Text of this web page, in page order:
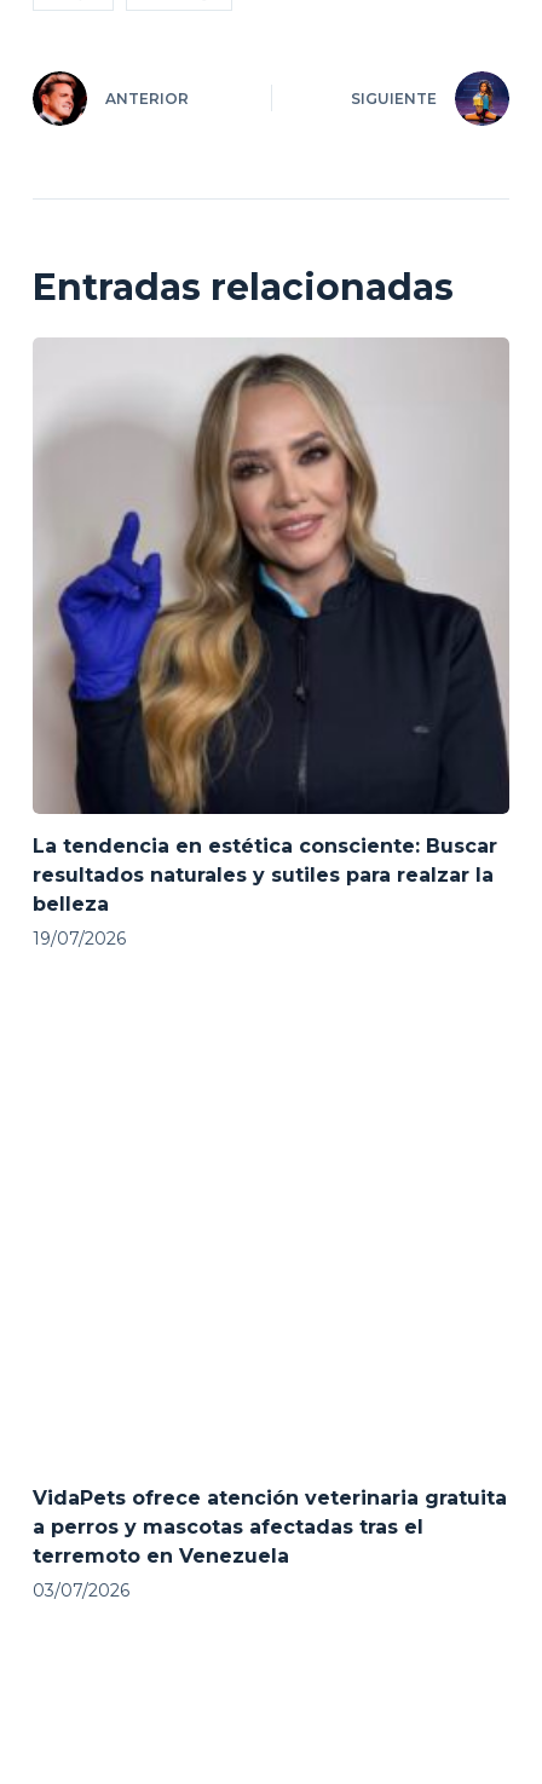
ANTERIOR SIGUIENTE
Entradas relacionadas
La tendencia en estética consciente: Buscar
resultados naturales y sutiles para realzar la
belleza
19/07/2026
VidaPets ofrece atención veterinaria gratuita
a perros y mascotas afectadas tras el
terremoto en Venezuela
03/07/2026